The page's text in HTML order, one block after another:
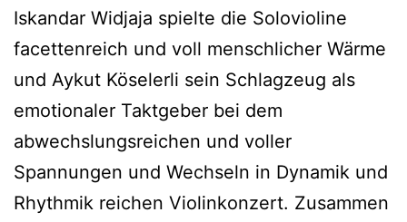
Iskandar Widjaja spielte die Solovioline
facettenreich und voll menschlicher Wärme
und Aykut Köselerli sein Schlagzeug als
emotionaler Taktgeber bei dem
abwechslungsreichen und voller
Spannungen und Wechseln in Dynamik und
Rhythmik reichen Violinkonzert. Zusammen